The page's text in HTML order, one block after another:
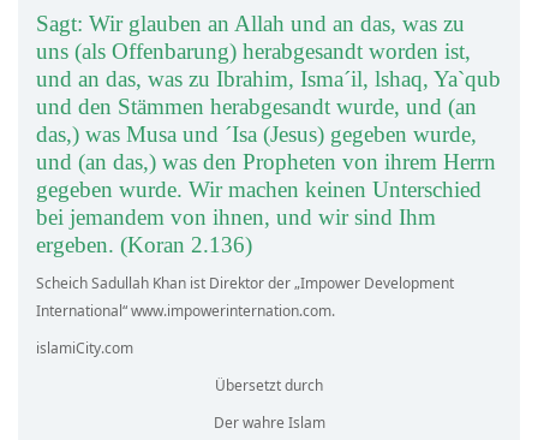
Sagt: Wir glauben an Allah und an das, was zu
uns (als Offenbarung) herabgesandt worden ist,
und an das, was zu Ibrahim, Isma´il, lshaq, Ya`qub
und den Stämmen herabgesandt wurde, und (an
das,) was Musa und ´Isa (Jesus) gegeben wurde,
und (an das,) was den Propheten von ihrem Herrn
gegeben wurde. Wir machen keinen Unterschied
bei jemandem von ihnen, und wir sind Ihm
ergeben. (Koran 2.136)
Scheich Sadullah Khan ist Direktor der „Impower Development
International“ www.impowerinternation.com.
islamiCity.com
Übersetzt durch
Der wahre Islam